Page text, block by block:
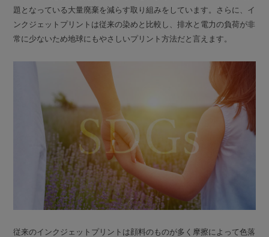
題となっている大量廃棄を減らす取り組みをしています。さらに、イ
ンクジェットプリントは従来の染めと比較し、排水と電力の負荷が非
常に少ないため地球にもやさしいプリント方法だと言えます。
従来のインクジェットプリントは顔料のものが多く摩擦によって色落